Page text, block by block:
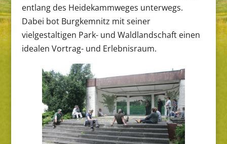
entlang des Heidekammweges unterwegs.
Dabei bot Burgkemnitz mit seiner
vielgestaltigen Park- und Waldlandschaft einen
idealen Vortrag- und Erlebnisraum.